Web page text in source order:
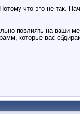
что это не так.
повлиять на ваши
которые вас